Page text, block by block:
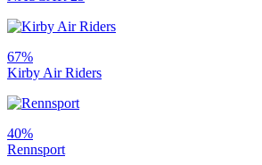
67%
Kirby Air Riders
40%
Rennsport